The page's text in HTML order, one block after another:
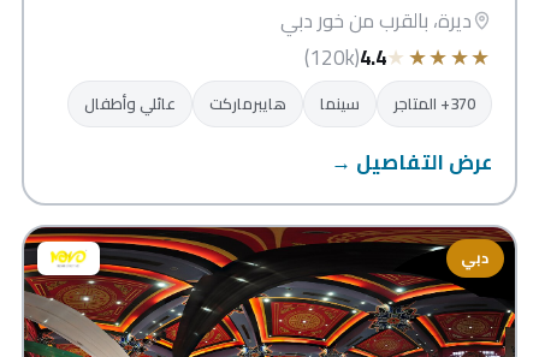
ديرة، بالقرب من خور دبي
★
★
★
★
★
4.4
(120k)
370+ المتاجر سينما هايبرماركت عائلي وأطفال
عرض التفاصيل →
دبي